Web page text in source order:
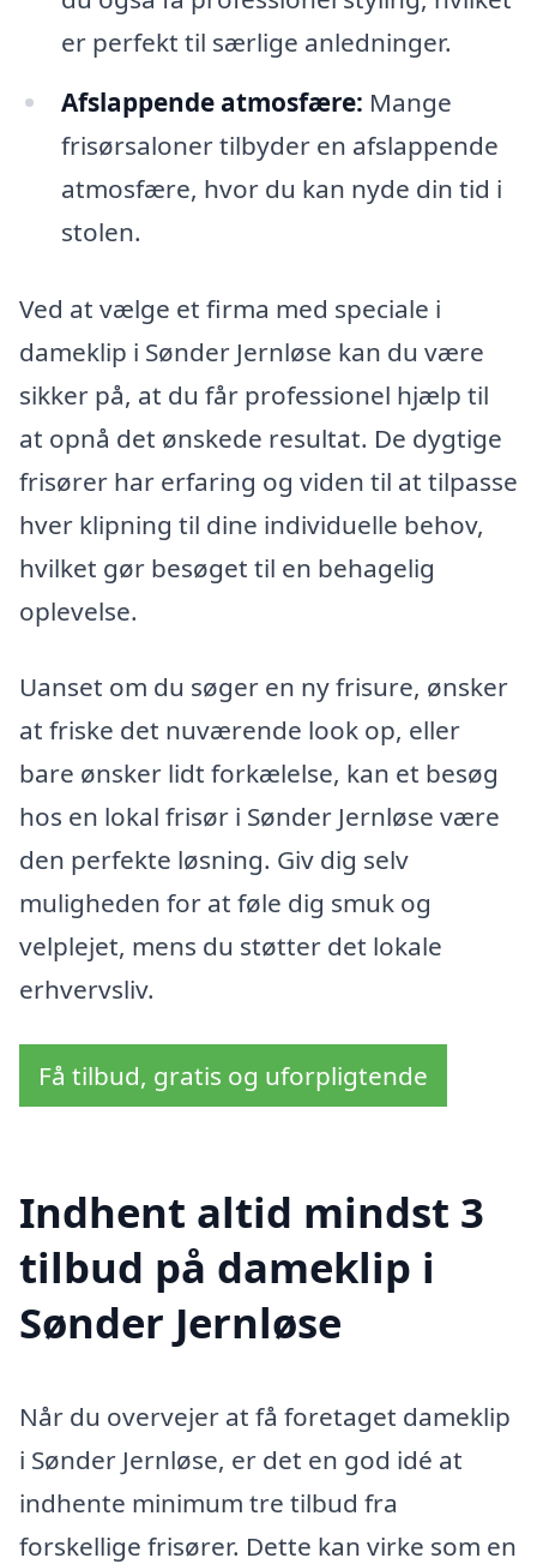
er perfekt til særlige anledninger.
Afslappende atmosfære: Mange
frisørsaloner tilbyder en afslappende
atmosfære, hvor du kan nyde din tid i
stolen.
Ved at vælge et firma med speciale i
dameklip i Sønder Jernløse kan du være
sikker på, at du får professionel hjælp til
at opnå det ønskede resultat. De dygtige
frisører har erfaring og viden til at tilpasse
hver klipning til dine individuelle behov,
hvilket gør besøget til en behagelig
oplevelse.
Uanset om du søger en ny frisure, ønsker
at friske det nuværende look op, eller
bare ønsker lidt forkælelse, kan et besøg
hos en lokal frisør i Sønder Jernløse være
den perfekte løsning. Giv dig selv
muligheden for at føle dig smuk og
velplejet, mens du støtter det lokale
erhvervsliv.
Få tilbud, gratis og uforpligtende
Indhent altid mindst 3
tilbud på dameklip i
Sønder Jernløse
Når du overvejer at få foretaget dameklip
i Sønder Jernløse, er det en god idé at
indhente minimum tre tilbud fra
forskellige frisører. Dette kan virke som en